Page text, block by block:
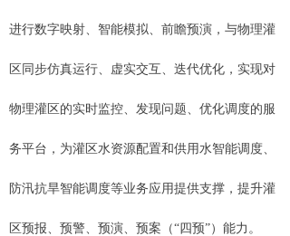
进行数字映射、智能模拟、前瞻预演，与物理灌
区同步仿真运行、虚实交互、迭代优化，实现对
物理灌区的实时监控、发现问题、优化调度的服
务平台，为灌区水资源配置和供用水智能调度、
防汛抗旱智能调度等业务应用提供支撑，提升灌
区预报、预警、预演、预案（“四预”）能力。